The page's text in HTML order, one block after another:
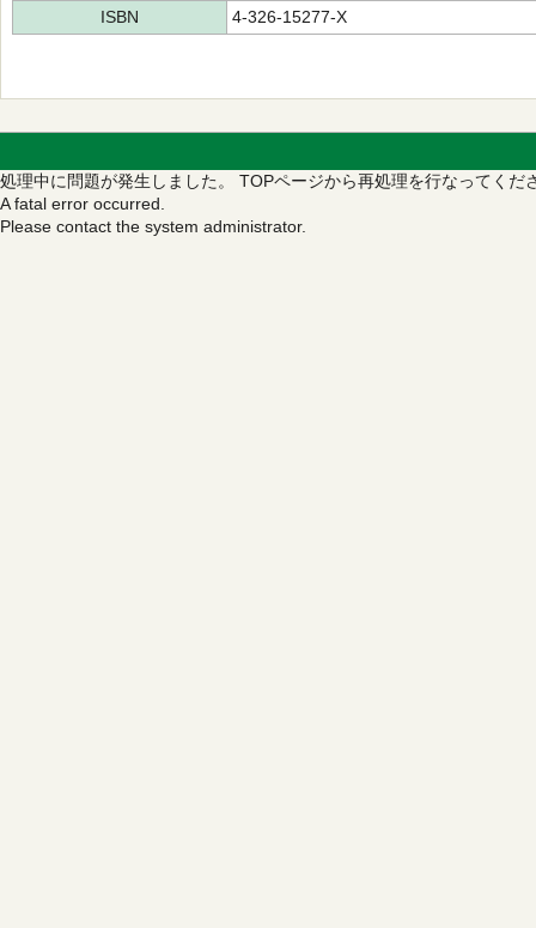
ISBN
4-326-15277-X
処理中に問題が発生しました。 TOPページから再処理を行なってくだ
A fatal error occurred.
Please contact the system administrator.